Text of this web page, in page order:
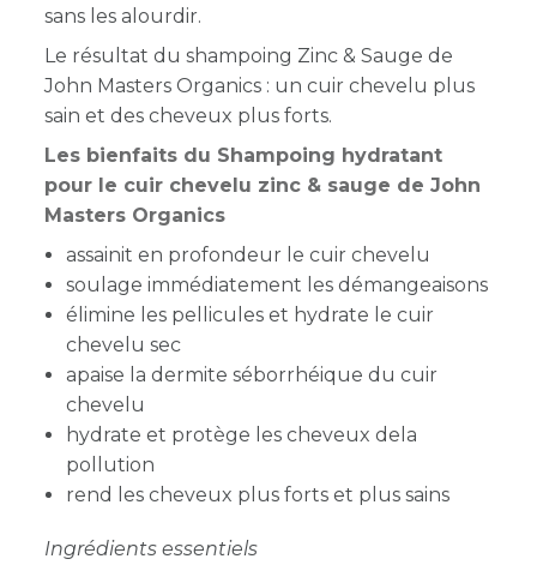
sans les alourdir.
Le résultat du shampoing Zinc & Sauge de
John Masters Organics : un cuir chevelu plus
sain et des cheveux plus forts.
Les bienfaits du Shampoing hydratant
pour le cuir chevelu zinc & sauge de John
Masters Organics
assainit en profondeur le cuir chevelu
soulage immédiatement les démangeaisons
élimine les pellicules et hydrate le cuir
chevelu sec
apaise la dermite séborrhéique du cuir
chevelu
hydrate et protège les cheveux dela
pollution
rend les cheveux plus forts et plus sains
Ingrédients essentiels